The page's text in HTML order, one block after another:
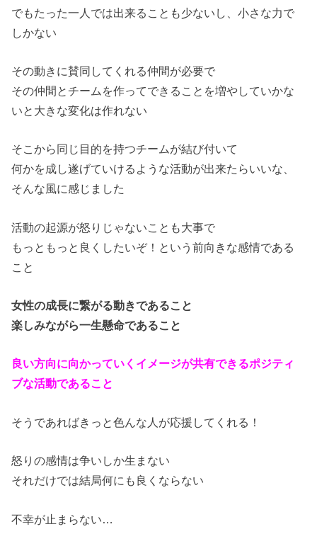
でもたった一人では出来ることも少ないし、小さな力で
しかない
その動きに賛同してくれる仲間が必要で
その仲間とチームを作ってできることを増やしていかな
いと大きな変化は作れない
そこから同じ目的を持つチームが結び付いて
何かを成し遂げていけるような活動が出来たらいいな、
そんな風に感じました
活動の起源が怒りじゃないことも大事で
もっともっと良くしたいぞ！という前向きな感情である
こと
女性の成長に繋がる動きであること
楽しみながら一生懸命であること
良い方向に向かっていくイメージが共有できるポジティ
ブな活動であること
そうであればきっと色んな人が応援してくれる！
怒りの感情は争いしか生まない
それだけでは結局何にも良くならない
不幸が止まらない…